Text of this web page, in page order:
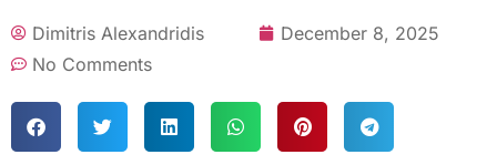
Dimitris Alexandridis
December 8, 2025
No Comments